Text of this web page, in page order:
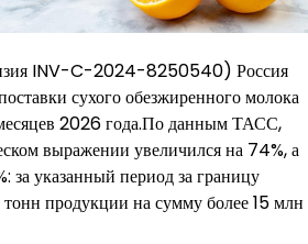
INV-C-2024-8250540) Россия
сухого обезжиренного молока
2026 года.По данным ТАСС,
выражении увеличился на 74%, а
указанный период за границу
продукции на сумму более 15 млн